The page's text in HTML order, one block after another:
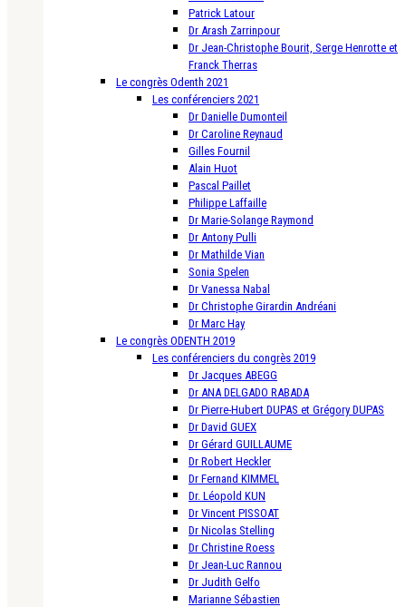
Patrick Latour
Dr Arash Zarrinpour
Dr Jean-Christophe Bourit, Serge Henrotte et
Franck Therras
Le congrès Odenth 2021
Les conférenciers 2021
Dr Danielle Dumonteil
Dr Caroline Reynaud
Gilles Fournil
Alain Huot
Pascal Paillet
Philippe Laffaille
Dr Marie-Solange Raymond
Dr Antony Pulli
Dr Mathilde Vian
Sonia Spelen
Dr Vanessa Nabal
Dr Christophe Girardin Andréani
Dr Marc Hay
Le congrès ODENTH 2019
Les conférenciers du congrès 2019
Dr Jacques ABEGG
Dr ANA DELGADO RABADA
Dr Pierre-Hubert DUPAS et Grégory DUPAS
Dr David GUEX
Dr Gérard GUILLAUME
Dr Robert Heckler
Dr Fernand KIMMEL
Dr. Léopold KUN
Dr Vincent PISSOAT
Dr Nicolas Stelling
Dr Christine Roess
Dr Jean-Luc Rannou
Dr Judith Gelfo
Marianne Sébastien